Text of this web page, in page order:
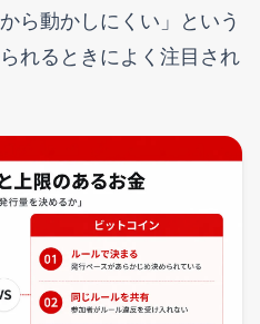
ら動かしにくい」という
れるときによく注目され